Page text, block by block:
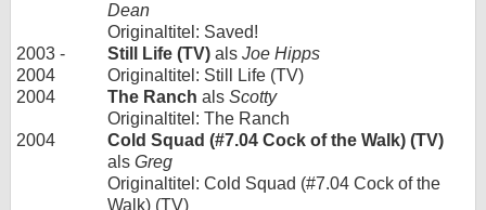
Dean
Originaltitel: Saved!
2003 -
2004
Still Life (TV) als Joe Hipps
Originaltitel: Still Life (TV)
2004
The Ranch als Scotty
Originaltitel: The Ranch
2004
Cold Squad (#7.04 Cock of the Walk) (TV)
als Greg
Originaltitel: Cold Squad (#7.04 Cock of the
Walk) (TV)